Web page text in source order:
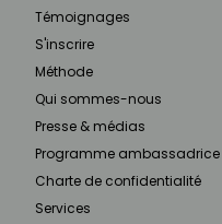
Témoignages
S'inscrire
Méthode
Qui sommes-nous
Presse & médias
Programme ambassadrice
Charte de confidentialité
Services